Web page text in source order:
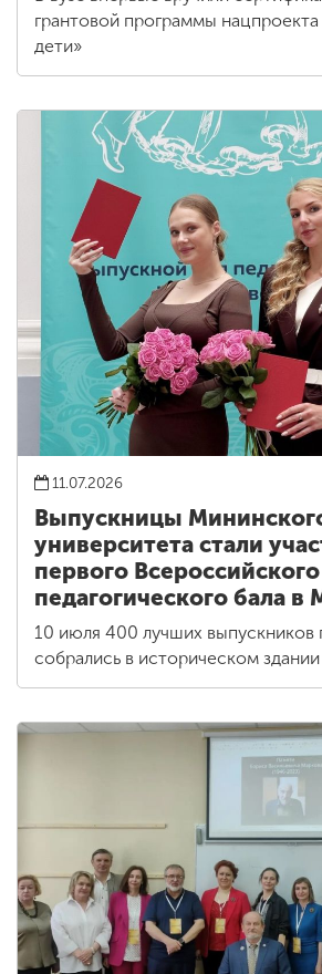
грантовой программы
дети»
11.07.2026
Выпускницы
университета стали
первого Всероссийского
педагогического бала в
10 июля 400 лучших выпускников
собрались в историческом